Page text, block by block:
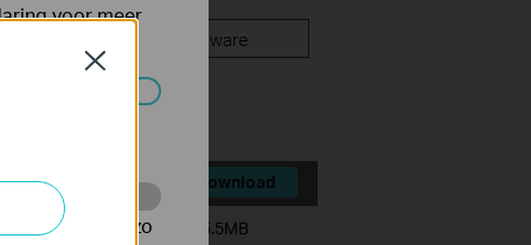
Firmware
Download
Bestandsgrootte: 5.5MB
Close
voor meer
te volgen en zo